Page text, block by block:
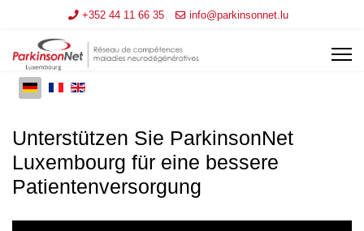
+352 44 11 66 35 info@parkinsonnet.lu
Unterstützen Sie ParkinsonNet
Luxembourg für eine bessere
Patientenversorgung